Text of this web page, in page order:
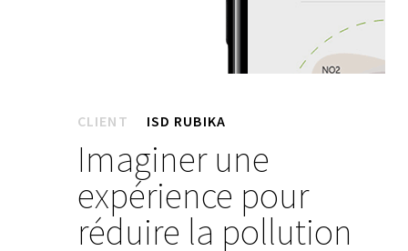
CLIENT ISD RUBIKA
Imaginer une
expérience pour
réduire la pollution